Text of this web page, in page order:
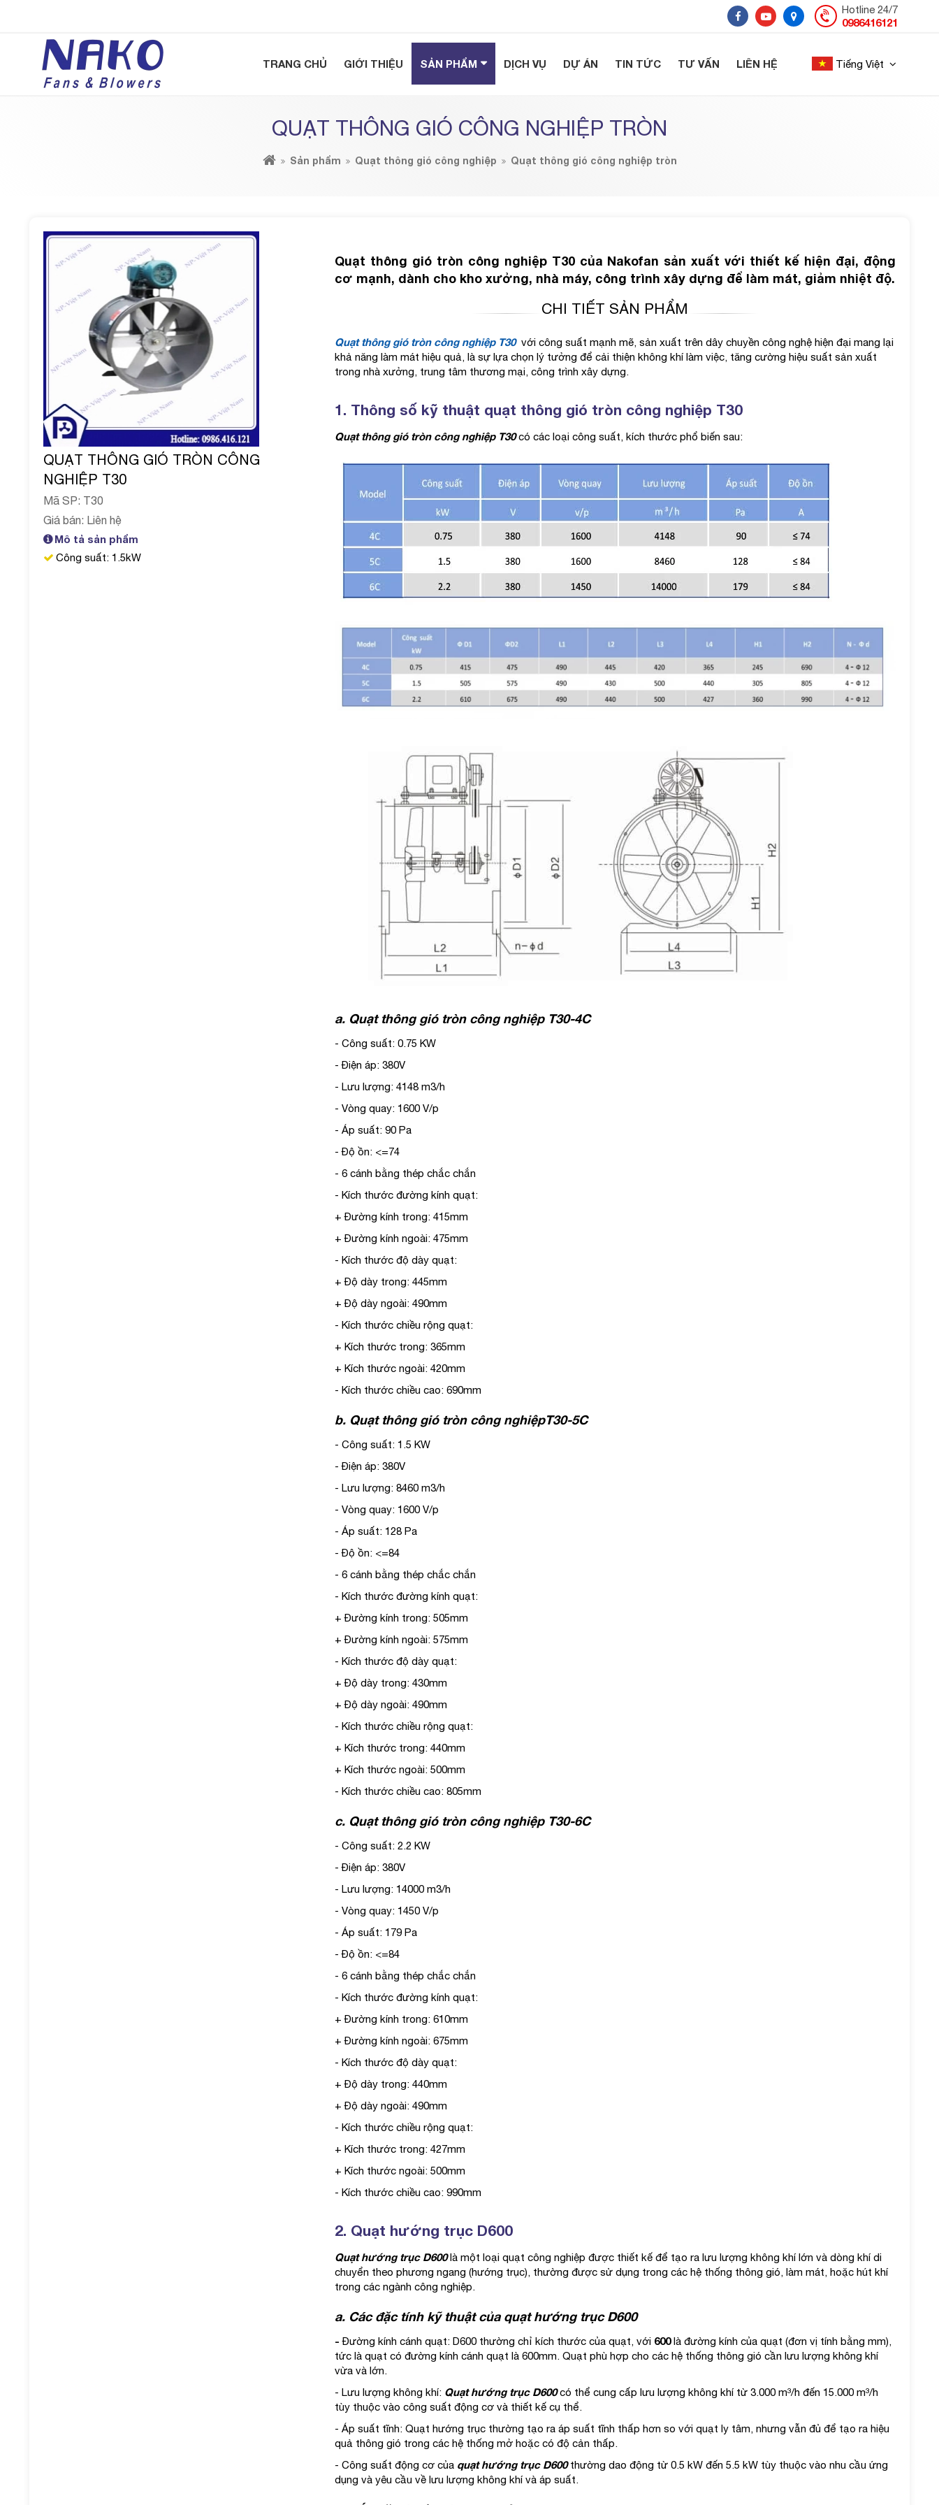
Hotline 24/7
0986416121
TRANG CHỦ GIỚI THIỆU SẢN PHẨM DỊCH VỤ DỰ ÁN TIN TỨC TƯ VẤN LIÊN HỆ Tiếng Việt
QUẠT THÔNG GIÓ CÔNG NGHIỆP TRÒN
Sản phẩm Quạt thông gió công nghiệp Quạt thông gió công nghiệp tròn
QUẠT THÔNG GIÓ TRÒN CÔNG
NGHIỆP T30
Mã SP: T30
Giá bán: Liên hệ
Mô tả sản phẩm
Công suất: 1.5kW
Quạt thông gió tròn công nghiệp T30 của Nakofan sản xuất với thiết kế hiện đại, động
cơ mạnh, dành cho kho xưởng, nhà máy, công trình xây dựng để làm mát, giảm nhiệt độ.
CHI TIẾT SẢN PHẨM
Quạt thông gió tròn công nghiệp T30​với công suất mạnh mẽ, sản xuất trên dây chuyền công nghệ hiện đại mang lại
khả năng làm mát hiệu quả, là sự lựa chọn lý tưởng để cải thiện không khí làm việc, tăng cường hiệu suất sản xuất
trong nhà xưởng, trung tâm thương mại, công trình xây dựng.
1. Thông số kỹ thuật quạt thông gió tròn công nghiệp T30
Quạt thông gió tròn công nghiệp T30 có các loại công suất, kích thước phổ biến sau:
a. Quạt thông gió tròn công nghiệp T30-4C
- Công suất: 0.75 KW
- Điện áp: 380V
- Lưu lượng: 4148 m3/h
- Vòng quay: 1600 V/p
- Áp suất: 90 Pa
- Độ ồn: <=74
- 6 cánh bằng thép chắc chắn
- Kích thước đường kính quạt:
+ Đường kính trong: 415mm
+ Đường kính ngoài: 475mm
- Kích thước độ dày quạt:
+ Độ dày trong: 445mm
+ Độ dày ngoài: 490mm
- Kích thước chiều rộng quạt:
+ Kích thước trong: 365mm
+ Kích thước ngoài: 420mm
- Kích thước chiều cao: 690mm
b. Quạt thông gió tròn công nghiệpT30-5C
- Công suất: 1.5 KW
- Điện áp: 380V
- Lưu lượng: 8460 m3/h
- Vòng quay: 1600 V/p
- Áp suất: 128 Pa
- Độ ồn: <=84
- 6 cánh bằng thép chắc chắn
- Kích thước đường kính quạt:
+ Đường kính trong: 505mm
+ Đường kính ngoài: 575mm
- Kích thước độ dày quạt:
+ Độ dày trong: 430mm
+ Độ dày ngoài: 490mm
- Kích thước chiều rộng quạt:
+ Kích thước trong: 440mm
+ Kích thước ngoài: 500mm
- Kích thước chiều cao: 805mm
c. Quạt thông gió tròn công nghiệp T30-6C
- Công suất: 2.2 KW
- Điện áp: 380V
- Lưu lượng: 14000 m3/h
- Vòng quay: 1450 V/p
- Áp suất: 179 Pa
- Độ ồn: <=84
- 6 cánh bằng thép chắc chắn
- Kích thước đường kính quạt:
+ Đường kính trong: 610mm
+ Đường kính ngoài: 675mm
- Kích thước độ dày quạt:
+ Độ dày trong: 440mm
+ Độ dày ngoài: 490mm
- Kích thước chiều rộng quạt:
+ Kích thước trong: 427mm
+ Kích thước ngoài: 500mm
- Kích thước chiều cao: 990mm
2. Quạt hướng trục D600
Quạt hướng trục D600là một loại quạt công nghiệp được thiết kế để tạo ra lưu lượng không khí lớn và dòng khí di
chuyển theo phương ngang (hướng trục), thường được sử dụng trong các hệ thống thông gió, làm mát, hoặc hút khí
trong các ngành công nghiệp.
a. Các đặc tính kỹ thuật của quạt hướng trục D600
-Đường kính cánh quạt: D600 thường chỉ kích thước của quạt, với 600là đường kính của quạt (đơn vị tính bằng mm),
tức là quạt có đường kính cánh quạt là 600mm. Quạt phù hợp cho các hệ thống thông gió cần lưu lượng không khí
vừa và lớn.
- Lưu lượng không khí: Quạt hướng trục D600có thể cung cấp lưu lượng không khí từ 3.000 m³/h đến 15.000 m³/h
tùy thuộc vào công suất động cơ và thiết kế cụ thể.
- Áp suất tĩnh: Quạt hướng trục thường tạo ra áp suất tĩnh thấp hơn so với quạt ly tâm, nhưng vẫn đủ để tạo ra hiệu
quả thông gió trong các hệ thống mở hoặc có độ cản thấp.
- Công suất động cơ của quạt hướng trục D600thường dao động từ 0.5 kW đến 5.5 kW tùy thuộc vào nhu cầu ứng
dụng và yêu cầu về lưu lượng không khí và áp suất.